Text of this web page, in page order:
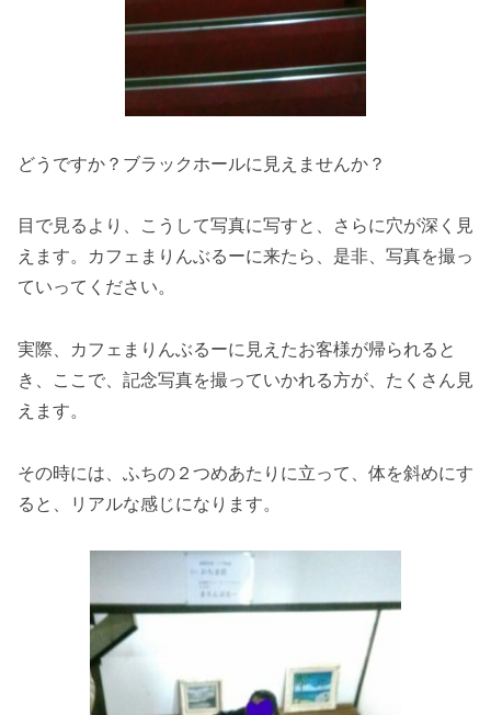
どうですか？ブラックホールに見えませんか？
目で見るより、こうして写真に写すと、さらに穴が深く見
えます。カフェまりんぶるーに来たら、是非、写真を撮っ
ていってください。
実際、カフェまりんぶるーに見えたお客様が帰られると
き、ここで、記念写真を撮っていかれる方が、たくさん見
えます。
その時には、ふちの２つめあたりに立って、体を斜めにす
ると、リアルな感じになります。